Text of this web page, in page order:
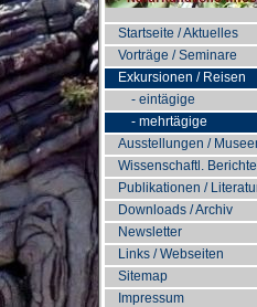
Startseite / Aktuelles
Vorträge / Seminare
Exkursionen / Reisen
- eintägige
- mehrtägige
Ausstellungen /
Wissenschaftl. Berichte
Publikationen /
Downloads / Archiv
Newsletter
Links / Webseiten
Sitemap
Impressum